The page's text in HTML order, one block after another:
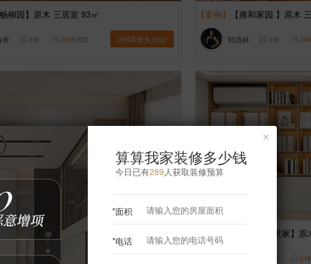
畅柳园】原木 三居室 93㎡
奇 6张 2805浏览 这样装修多少钱?
【案例】 【雍和家园 】原木
郭清林 6张
科青青家园】原木 三居室 116㎡
鹏 8张
【案例】 【华城滨河世家】
×
算算我家装修多少钱
今日已有289 人获取装修预算
*面积
*电话